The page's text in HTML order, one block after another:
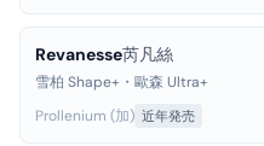
Revanesse芮凡絲
雪柏 Shape+・歐森 Ultra+
Prollenium (加) 近年発売